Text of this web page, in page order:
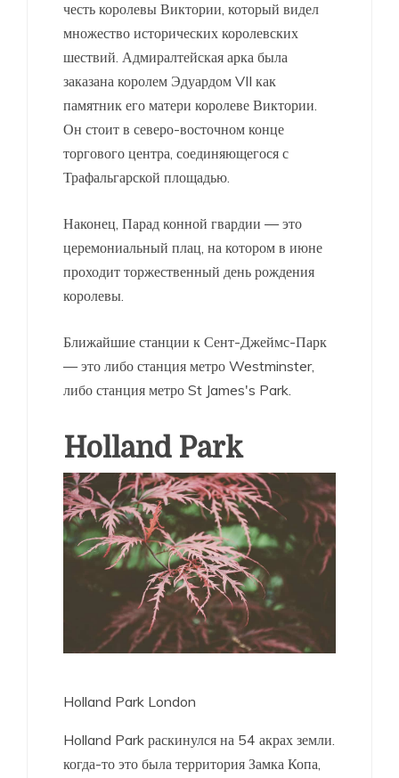
честь королевы Виктории, который видел
множество исторических королевских
шествий. Адмиралтейская арка была
заказана королем Эдуардом VII как
памятник его матери королеве Виктории.
Он стоит в северо-восточном конце
торгового центра, соединяющегося с
Трафальгарской площадью.
Наконец, Парад конной гвардии — это
церемониальный плац, на котором в июне
проходит торжественный день рождения
королевы.
Ближайшие станции к Сент-Джеймс-Парк
— это либо станция метро Westminster,
либо станция метро St James's Park.
Holland Park
Holland Park London
Holland Park раскинулся на 54 акрах земли.
когда-то это была территория Замка Копа,